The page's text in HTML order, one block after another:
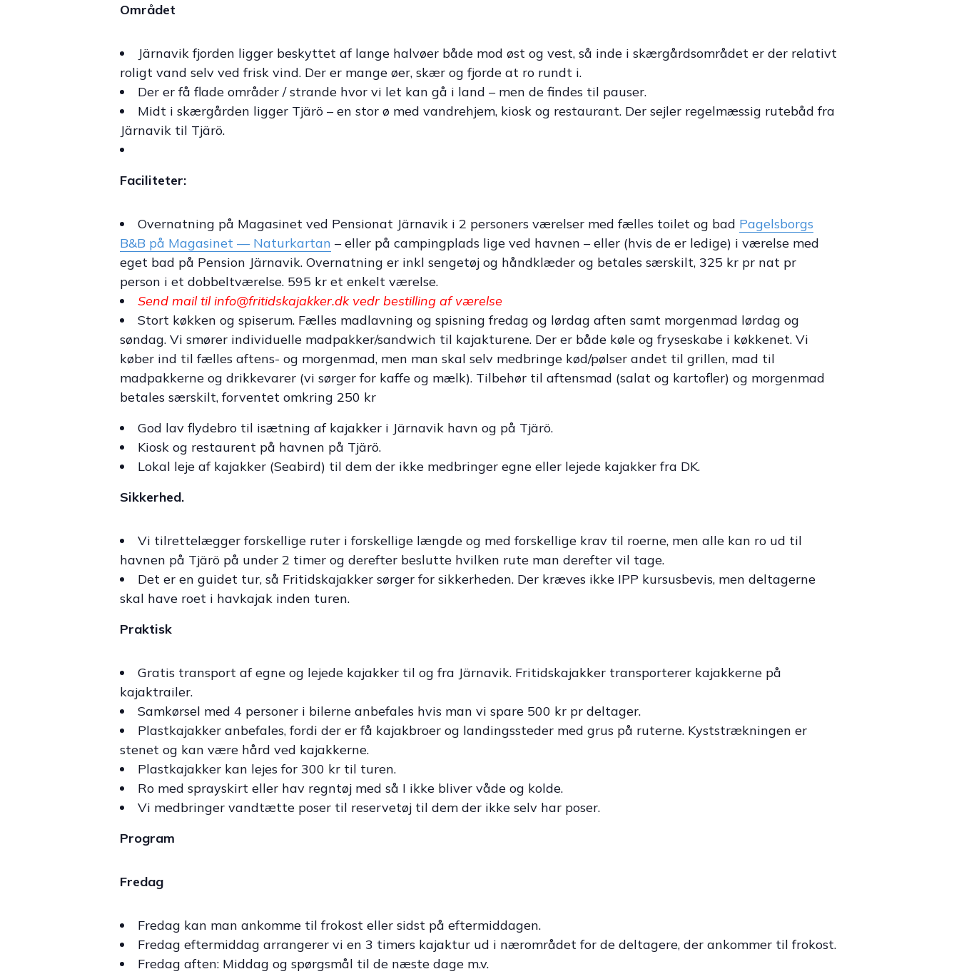
Området
Järnavik fjorden ligger beskyttet af lange halvøer både mod øst og vest, så inde i skærgårdsområdet er der relativt
roligt vand selv ved frisk vind. Der er mange øer, skær og fjorde at ro rundt i.
Der er få flade områder / strande hvor vi let kan gå i land – men de findes til pauser.
Midt i skærgården ligger Tjärö – en stor ø med vandrehjem, kiosk og restaurant. Der sejler regelmæssig rutebåd fra
Järnavik til Tjärö.
Faciliteter:
Overnatning på Magasinet ved Pensionat Järnavik i 2 personers værelser med fælles toilet og bad Pagelsborgs
B&B på Magasinet — Naturkartan – eller på campingplads lige ved havnen – eller (hvis de er ledige) i værelse med
eget bad på Pension Järnavik. Overnatning er inkl sengetøj og håndklæder og betales særskilt, 325 kr pr nat pr
person i et dobbeltværelse. 595 kr et enkelt værelse.
Send mail til info@fritidskajakker.dk vedr bestilling af værelse
Stort køkken og spiserum. Fælles madlavning og spisning fredag og lørdag aften samt morgenmad lørdag og
søndag. Vi smører individuelle madpakker/sandwich til kajakturene. Der er både køle og fryseskabe i køkkenet. Vi
køber ind til fælles aftens- og morgenmad, men man skal selv medbringe kød/pølser andet til grillen, mad til
madpakkerne og drikkevarer (vi sørger for kaffe og mælk). Tilbehør til aftensmad (salat og kartofler) og morgenmad
betales særskilt, forventet omkring 250 kr
God lav flydebro til isætning af kajakker i Järnavik havn og på Tjärö.
Kiosk og restaurent på havnen på Tjärö.
Lokal leje af kajakker (Seabird) til dem der ikke medbringer egne eller lejede kajakker fra DK.
Sikkerhed.
Vi tilrettelægger forskellige ruter i forskellige længde og med forskellige krav til roerne, men alle kan ro ud til
havnen på Tjärö på under 2 timer og derefter beslutte hvilken rute man derefter vil tage.
Det er en guidet tur, så Fritidskajakker sørger for sikkerheden. Der kræves ikke IPP kursusbevis, men deltagerne
skal have roet i havkajak inden turen.
Praktisk
Gratis transport af egne og lejede kajakker til og fra Järnavik. Fritidskajakker transporterer kajakkerne på
kajaktrailer.
Samkørsel med 4 personer i bilerne anbefales hvis man vi spare 500 kr pr deltager.
Plastkajakker anbefales, fordi der er få kajakbroer og landingssteder med grus på ruterne. Kyststrækningen er
stenet og kan være hård ved kajakkerne.
Plastkajakker kan lejes for 300 kr til turen.
Ro med sprayskirt eller hav regntøj med så I ikke bliver våde og kolde.
Vi medbringer vandtætte poser til reservetøj til dem der ikke selv har poser.
Program
Fredag
Fredag kan man ankomme til frokost eller sidst på eftermiddagen.
Fredag eftermiddag arrangerer vi en 3 timers kajaktur ud i nærområdet for de deltagere, der ankommer til frokost.
Fredag aften: Middag og spørgsmål til de næste dage m.v.